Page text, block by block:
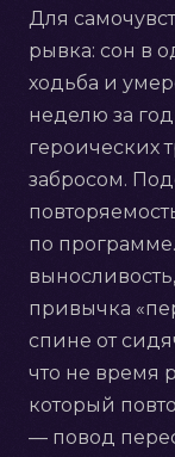
Для
рывка: сон в
ходьба и
неделю за
героических
забросом.
по
привычка
спине от
что не время
который
— повод